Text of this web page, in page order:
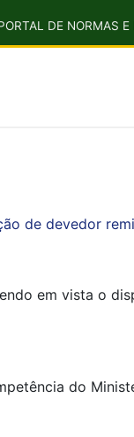
DE NORMAS
de devedor
em vista o
do